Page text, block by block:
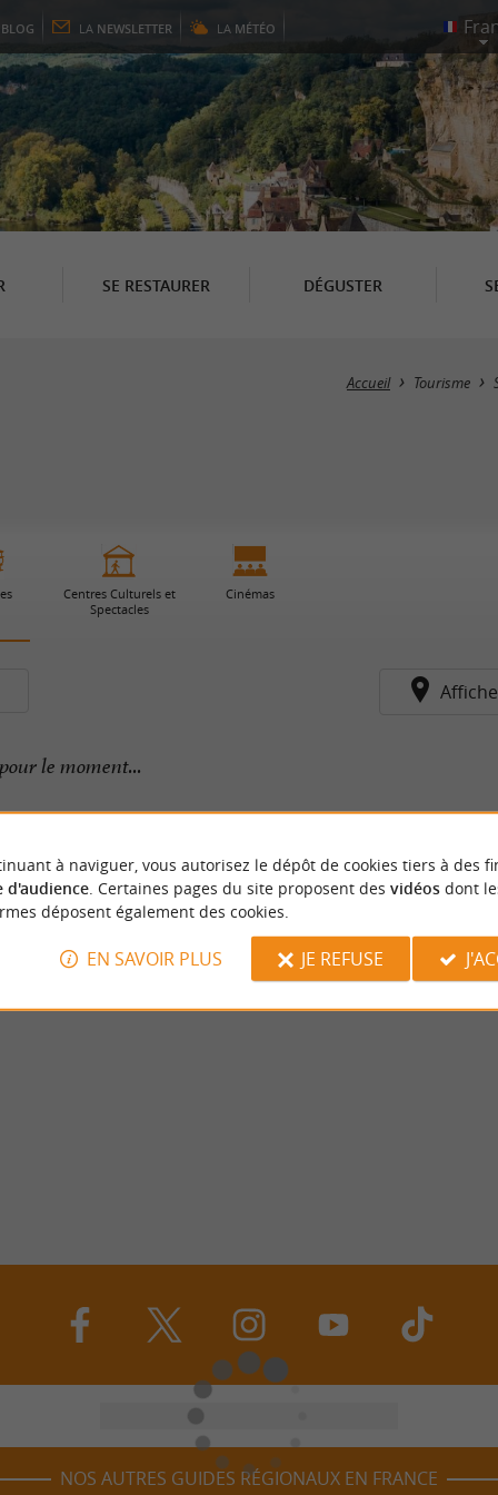
BLOG LA NEWSLETTER LA MÉTÉO
SE RESTAURER DÉGUSTER
Accueil Tourisme
Centres Culturels et
Spectacles
Cinémas
le moment...
NOS AUTRES GUIDES RÉGIONAUX EN FRANCE
à naviguer, vous autorisez le dépôt de cookies tiers à des
d'audience. Certaines pages du site proposent des vidéosdont
déposent également des cookies.
EN SAVOIR PLUS JE REFUSE